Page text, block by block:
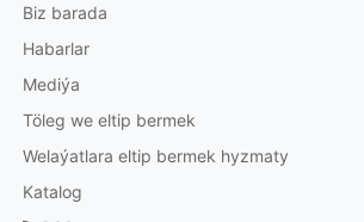
Biz barada
Habarlar
Mediýa
Töleg we eltip bermek
Welaýatlara eltip bermek hyzmaty
Katalog